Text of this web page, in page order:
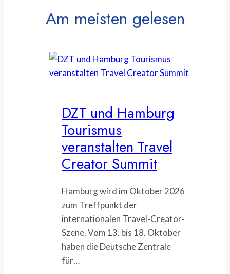
Am meisten gelesen
DZT und Hamburg
Tourismus
veranstalten Travel
Creator Summit
Hamburg wird im Oktober 2026
zum Treffpunkt der
internationalen Travel-Creator-
Szene. Vom 13. bis 18. Oktober
haben die Deutsche Zentrale
für…